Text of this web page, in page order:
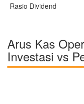
Rasio Dividend
Arus Kas
Investasi vs